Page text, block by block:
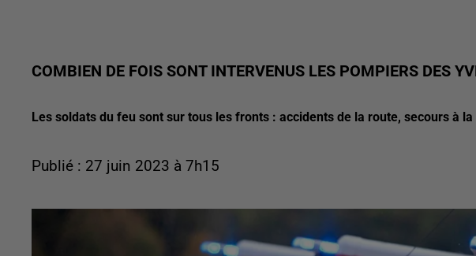
COMBIEN DE FOIS SONT INTERVENUS LES POMPIERS DES
Les soldats du feu sont sur tous les fronts : accidents de la route, secours à
Publié : 27 juin 2023 à 7h15